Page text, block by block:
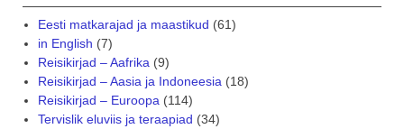
Eesti matkarajad ja maastikud (61)
in English (7)
Reisikirjad – Aafrika (9)
Reisikirjad – Aasia ja Indoneesia (18)
Reisikirjad – Euroopa (114)
Tervislik eluviis ja teraapiad (34)